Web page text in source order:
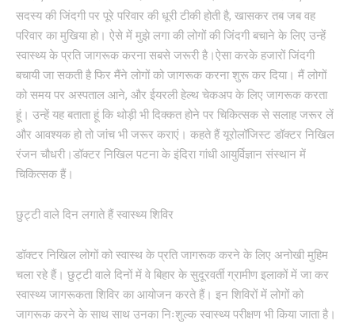
सदस्य की जिंदगी पर पूरे परिवार की धूरी टीकी होती है, खासकर तब जब वह
परिवार का मुखिया हो। ऐसे में मुझे लगा की लोगों की जिंदगी बचाने के लिए उन्हें
स्वास्थ्य के प्रति जागरूक करना सबसे जरूरी है।ऐसा करके हजारों जिंदगी
बचायी जा सकती है फिर मैंने लोगों को जागरूक करना शुरू कर दिया। मैं लोगों
को समय पर अस्पताल आने, और ईयरली हेल्थ चेकअप के लिए जागरूक करता
हूं। उन्हें यह बताता हूं कि थोड़ी भी दिक्कत होने पर चिकित्सक से सलाह जरूर लें
और आवश्यक हो तो जांच भी जरूर कराएं। कहते हैं यूरोलॉजिस्ट डॉक्टर निखिल
रंजन चौधरी।डॉक्टर निखिल पटना के इंदिरा गांधी आयुर्विज्ञान संस्थान में
चिकित्सक हैं।
छुट्टी वाले दिन लगाते हैं स्वास्थ्य शिविर
डॉक्टर निखिल लोगों को स्वास्थ के प्रति जागरूक करने के लिए अनोखी मुहिम
चला रहे हैं। छुट्टी वाले दिनों में वे बिहार के सुदूरवर्ती ग्रामीण इलाकों में जा कर
स्वास्थ्य जागरूकता शिविर का आयोजन करते हैं। इन शिविरों में लोगों को
जागरूक करने के साथ साथ उनका निःशुल्क स्वास्थ्य परीक्षण भी किया जाता है।